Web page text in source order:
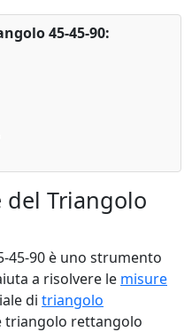
45-45-90:
del Triangolo
45-90 è uno strumento
a risolvere le misure
di triangolo
triangolo rettangolo